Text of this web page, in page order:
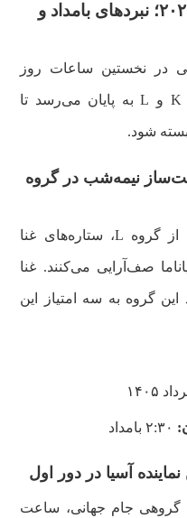
برنامه بازی‌های جام جهانی ۲۰۲۶؛ نبردهای بامداد و
در نخستین ساعات روز
پنجشنبه با دو بازی در گروه‌های K و L به پایان می‌رسد تا
شود.
نیمه‌شب در گروه
در اولین مسابقه بامداد پنجشنبه از گروه L، ستاره‌های غنا
صف‌آرایی می‌کنند. غنا
گروه به سه امتیاز این
آسیا در دور اول
گروهی جام جهانی، ساعت